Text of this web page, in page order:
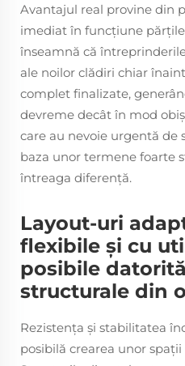
Avantajul real provine din
imediat în funcțiune
înseamnă că
ale noilor clădiri chiar
complet finalizate,
devreme decât în mod
care au nevoie urgentă de
baza unor termene foarte
întreaga diferență.
Layout-uri
flexibile și cu
posibile
structurale din
Rezistența și stabilitatea
posibilă crearea unor